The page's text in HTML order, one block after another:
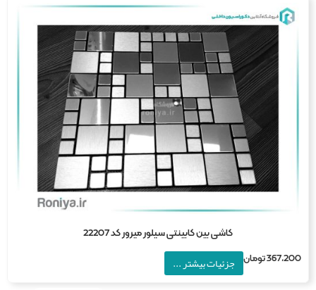
کاشی بین کابینتی سیلور میرور کد 22207
تومان جزئیات بیشتر ...